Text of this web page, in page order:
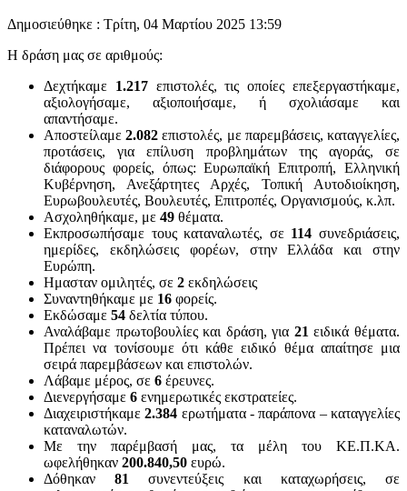
Δημοσιεύθηκε : Τρίτη, 04 Μαρτίου 2025 13:59
Η δράση μας σε αριθμούς:
Δεχτήκαμε 1.217επιστολές, τις οποίες επεξεργαστήκαμε,
αξιολογήσαμε, αξιοποιήσαμε, ή σχολιάσαμε και
απαντήσαμε.
Αποστείλαμε2.082 επιστολές, με παρεμβάσεις, καταγγελίες,
προτάσεις, για επίλυση προβλημάτων της αγοράς, σε
διάφορους φορείς, όπως: Ευρωπαϊκή Επιτροπή, Ελληνική
Κυβέρνηση, Ανεξάρτητες Αρχές, Τοπική Αυτοδιοίκηση,
Ευρωβουλευτές, Βουλευτές, Επιτροπές, Οργανισμούς, κ.λπ.
Ασχοληθήκαμε, με 49 θέματα.
Εκπροσωπήσαμε τους καταναλωτές, σε 114 συνεδριάσεις,
ημερίδες, εκδηλώσεις φορέων, στην Ελλάδα και στην
Ευρώπη.
Ημασταν ομιλητές, σε 2 εκδηλώσεις
Συναντηθήκαμε με 16 φορείς.
Εκδώσαμε 54 δελτία τύπου.
Αναλάβαμε πρωτοβουλίες και δράση, για 21ειδικά θέματα.
Πρέπει να τονίσουμε ότι κάθε ειδικό θέμα απαίτησε μια
σειρά παρεμβάσεων και επιστολών.
Λάβαμε μέρος, σε 6 έρευνες.
Διενεργήσαμε 6 ενημερωτικές εκστρατείες.
Διαχειριστήκαμε2.384 ερωτήματα - παράπονα – καταγγελίες
καταναλωτών.
Με την παρέμβασή μας, τα μέλη του ΚΕ.Π.ΚΑ.
ωφελήθηκαν 200.840,50 ευρώ.
Δόθηκαν81συνεντεύξεις και καταχωρήσεις, σε